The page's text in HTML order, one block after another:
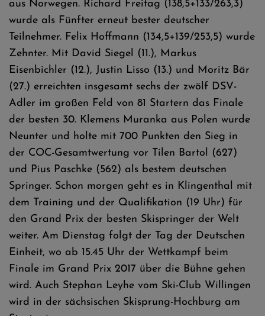
aus Norwegen. Richard Freitag (138,5+133/263,3)
wurde als Fünfter erneut bester deutscher
Teilnehmer. Felix Hoffmann (134,5+139/253,5) wurde
Zehnter. Mit David Siegel (11.), Markus
Eisenbichler (12.), Justin Lisso (13.) und Moritz Bär
(27.) erreichten insgesamt sechs der zwölf DSV-
Adler im großen Feld von 81 Startern das Finale
der besten 30. Klemens Muranka aus Polen wurde
Neunter und holte mit 700 Punkten den Sieg in
der COC-Gesamtwertung vor Tilen Bartol (627)
und Pius Paschke (562) als bestem deutschen
Springer. Schon morgen geht es in Klingenthal mit
dem Training und der Qualifikation (19 Uhr) für
den Grand Prix der besten Skispringer der Welt
weiter. Am Dienstag folgt der Tag der Deutschen
Einheit, wo ab 15.45 Uhr der Wettkampf beim
Finale im Grand Prix 2017 über die Bühne gehen
wird. Auch Stephan Leyhe vom Ski-Club Willingen
wird in der sächsischen Skisprung-Hochburg am